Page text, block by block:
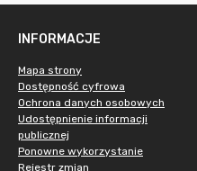
INFORMACJE
Mapa strony
Dostępność cyfrowa
Ochrona danych osobowych
Udostępnienie informacji
publicznej
Ponowne wykorzystanie
Rejestr zmian